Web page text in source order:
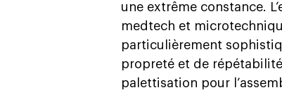
une extrême constance.
medtech et
particulièrement
propreté et de
palettisation pour